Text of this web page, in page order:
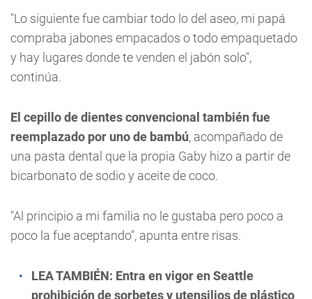
"Lo siguiente fue cambiar todo lo del aseo, mi papá
compraba jabones empacados o todo empaquetado
y hay lugares donde te venden el jabón solo",
continúa.
El cepillo de dientes convencional también fue
reemplazado por uno de bambú, acompañado de
una pasta dental que la propia Gaby hizo a partir de
bicarbonato de sodio y aceite de coco.
"Al principio a mi familia no le gustaba pero poco a
poco la fue aceptando", apunta entre risas.
LEA TAMBIÉN: Entra en vigor en Seattle
prohibición de sorbetes y utensilios de plástico